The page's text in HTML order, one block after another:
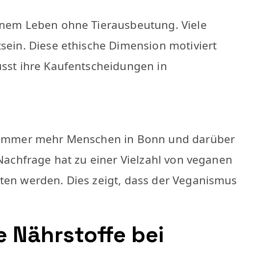
Leben ohne Tierausbeutung. Viele
Diese ethische Dimension motiviert
ihre Kaufentscheidungen in
mehr Menschen in Bonn und darüber
hat zu einer Vielzahl von veganen
werden. Dies zeigt, dass der Veganismus
Nährstoffe bei